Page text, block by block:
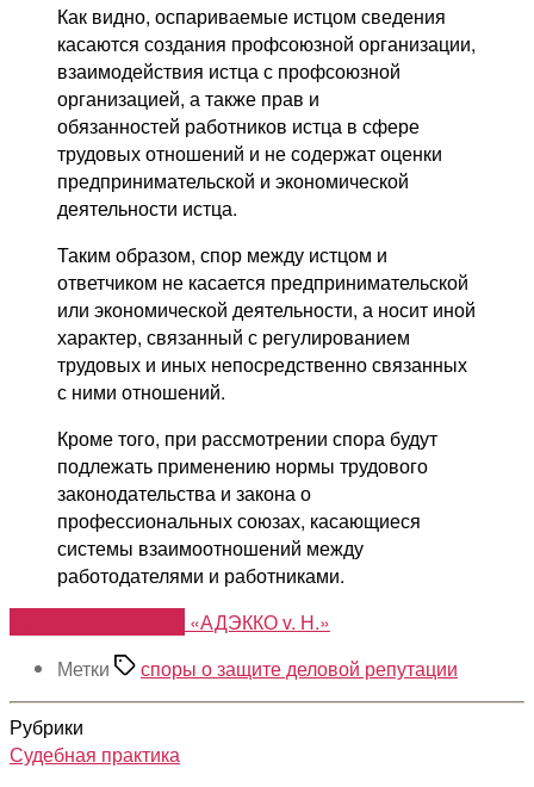
Как видно, оспариваемые истцом сведения
касаются создания профсоюзной организации,
взаимодействия истца с профсоюзной
организацией, а также прав и
обязанностей работников истца в сфере
трудовых отношений и не содержат оценки
предпринимательской и экономической
деятельности истца.
Таким образом, спор между истцом и
ответчиком не касается предпринимательской
или экономической деятельности, а носит иной
характер, связанный с регулированием
трудовых и иных непосредственно связанных
с ними отношений.
Кроме того, при рассмотрении спора будут
подлежать применению нормы трудового
законодательства и закона о
профессиональных союзах, касающиеся
системы взаимоотношений между
работодателями и работниками.
«АДЭККО v. Н.»
Метки
споры о защите деловой репутации
Рубрики
Судебная практика